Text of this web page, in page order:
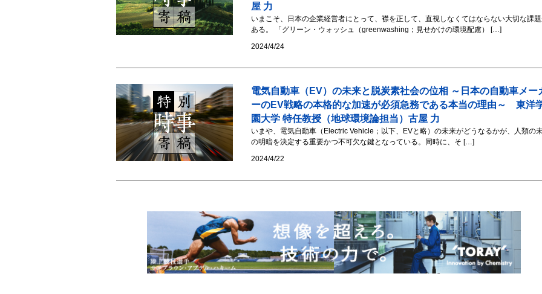
屋 力
いまこそ、日本の企業経営者にとって、襟を正して、直視しなくてはならない大切な課
ある。 「グリーン・ウォッシュ（greenwashing；見せかけの環境配慮） […]
2024/4/24
電気自動車（EV）の未来と脱炭素社会の位相 ～日本の自動車メー
ーのEV戦略の本格的な加速が必須急務である本当の理由～ 東洋
園大学 特任教授（地球環境論担当）古屋 力
いまや、電気自動車（Electric Vehicle；以下、EVと略）の未来がどうなるかが、人類の
の明暗を決定する重要かつ不可欠な鍵となっている。同時に、そ […]
2024/4/22